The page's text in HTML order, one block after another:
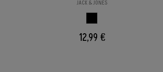
JACK & JONES
12,99 €